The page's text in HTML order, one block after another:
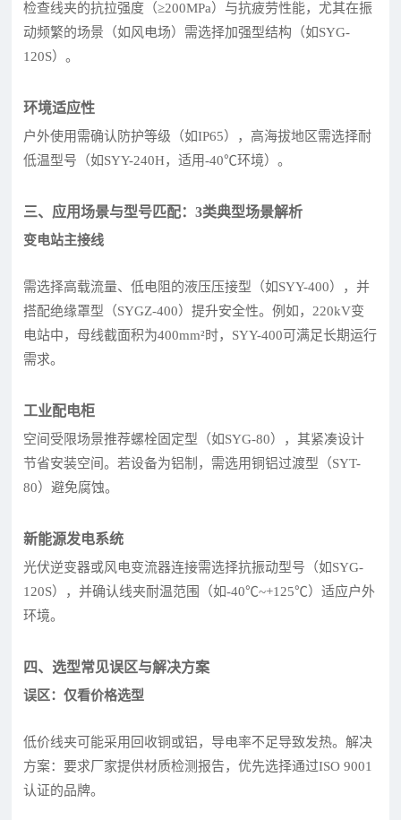
检查线夹的抗拉强度（≥200MPa）与抗疲劳性能，尤其在振
动频繁的场景（如风电场）需选择加强型结构（如SYG-
120S）。
环境适应性
户外使用需确认防护等级（如IP65），高海拔地区需选择耐
低温型号（如SYY-240H，适用-40℃环境）。
三、应用场景与型号匹配：3类典型场景解析
变电站主接线
需选择高载流量、低电阻的液压压接型（如SYY-400），并
搭配绝缘罩型（SYGZ-400）提升安全性。例如，220kV变
电站中，母线截面积为400mm²时，SYY-400可满足长期运行
需求。
工业配电柜
空间受限场景推荐螺栓固定型（如SYG-80），其紧凑设计
节省安装空间。若设备为铝制，需选用铜铝过渡型（SYT-
80）避免腐蚀。
新能源发电系统
光伏逆变器或风电变流器连接需选择抗振动型号（如SYG-
120S），并确认线夹耐温范围（如-40℃~+125℃）适应户外
环境。
四、选型常见误区与解决方案
误区：仅看价格选型
低价线夹可能采用回收铜或铝，导电率不足导致发热。解决
方案：要求厂家提供材质检测报告，优先选择通过ISO 9001
认证的品牌。